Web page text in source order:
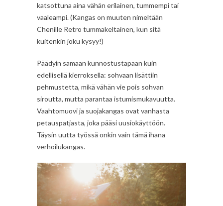
katsottuna aina vähän erilainen, tummempi tai
vaaleampi. (Kangas on muuten nimeltään
Chenille Retro tummakeltainen, kun sitä
kuitenkin joku kysyy!)
Päädyin samaan kunnostustapaan kuin
edellisellä kierroksella: sohvaan lisättiin
pehmustetta, mikä vähän vie pois sohvan
siroutta, mutta parantaa istumismukavuutta.
Vaahtomuovi ja suojakangas ovat vanhasta
petauspatjasta, joka pääsi uusiokäyttöön.
Täysin uutta työssä onkin vain tämä ihana
verhoilukangas.